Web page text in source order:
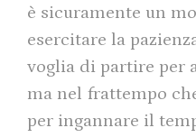
è sicuramente un
esercitare la
voglia di partire per
ma nel frattempo
per ingannare il